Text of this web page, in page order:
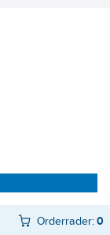
Orderrader:0